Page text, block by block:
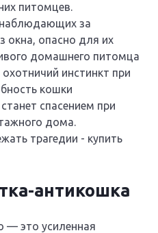
питомцев.
за
окна, опасно для их
домашнего питомца
инстинкт при
кошки
спасением при
дома.
трагедии - купить
антикошка
— это усиленная